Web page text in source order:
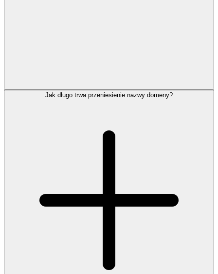
Jak długo trwa przeniesienie nazwy domeny?